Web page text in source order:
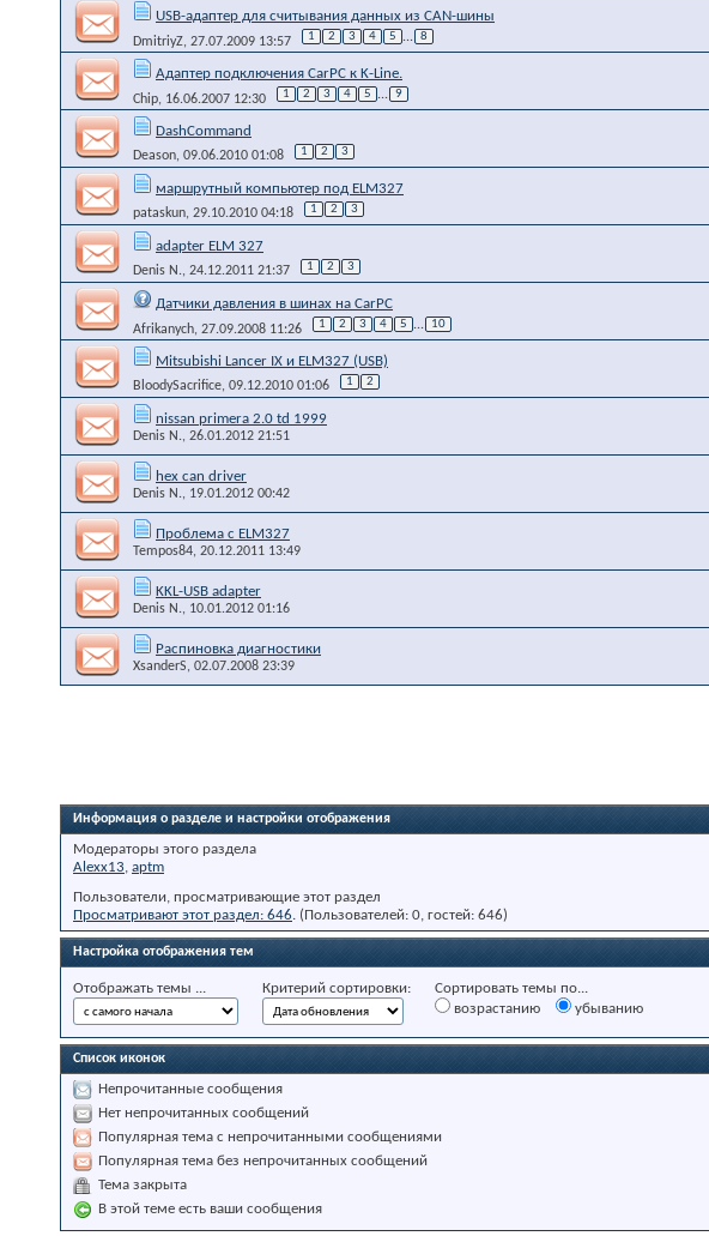
USB-адаптер для считывания данных из CAN-шины
DmitriyZ, 27.07.2009 13:57 1 2 3 4 5 ... 8
Адаптер подключения CarPC к K-Line.
Chip, 16.06.2007 12:30 1 2 3 4 5 ... 9
DashCommand
Deason, 09.06.2010 01:08 1 2 3
маршрутный компьютер под ELM327
pataskun, 29.10.2010 04:18 1 2 3
adapter ELM 327
Denis N., 24.12.2011 21:37 1 2 3
Датчики давления в шинах на CarPC
Afrikanych, 27.09.2008 11:26 1 2 3 4 5 ... 10
Mitsubishi Lancer IX и ELM327 (USB)
BloodySacrifice, 09.12.2010 01:06 1 2
nissan primera 2.0 td 1999
Denis N., 26.01.2012 21:51
hex can driver
Denis N., 19.01.2012 00:42
Проблема с ELM327
Tempos84, 20.12.2011 13:49
KKL-USB adapter
Denis N., 10.01.2012 01:16
Распиновка диагностики
XsanderS, 02.07.2008 23:39
Информация о разделе и настройки отображения
Модераторы этого раздела
Alexx13, aptm
Пользователи, просматривающие этот раздел
Просматривают этот раздел: 646. (Пользователей: 0, гостей: 646)
Настройка отображения тем
Отображать темы ... Критерий сортировки:
Сортировать темы по...
возрастанию
убыванию
Список иконок
Непрочитанные сообщения
Нет непрочитанных сообщений
Популярная тема с непрочитанными сообщениями
Популярная тема без непрочитанных сообщений
Тема закрыта
В этой теме есть ваши сообщения